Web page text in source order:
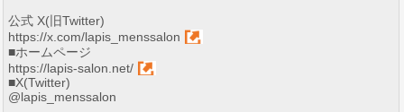
公式 X(旧Twitter)
https://x.com/lapis_menssalon
■ホームページ
https://lapis-salon.net/
■X(Twitter)
@lapis_menssalon